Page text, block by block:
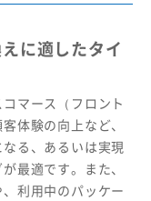
に適したタイ
マース（フロント
体験の向上など、
る、あるいは実現
最適です。また、
利用中のパッケー